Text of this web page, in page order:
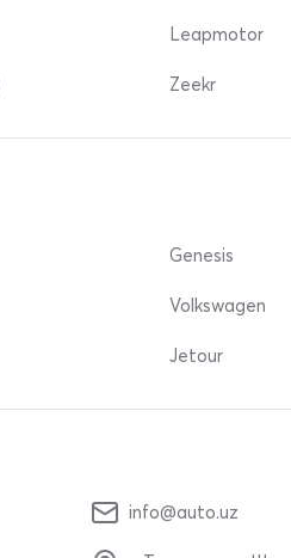
Leapmotor
Zeekr
Genesis
Volkswagen
Jetour
info@auto.uz